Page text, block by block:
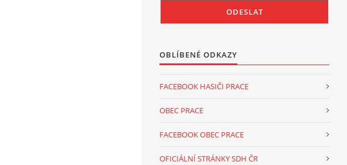
OBLÍBENÉ ODKAZY
FACEBOOK HASIČI PRACE
OBEC PRACE
FACEBOOK OBEC PRACE
OFICIÁLNÍ STRÁNKY SDH ČR